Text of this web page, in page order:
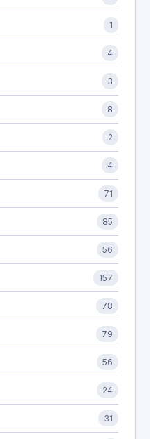
1
4
3
8
2
4
71
85
56
157
78
79
56
24
31